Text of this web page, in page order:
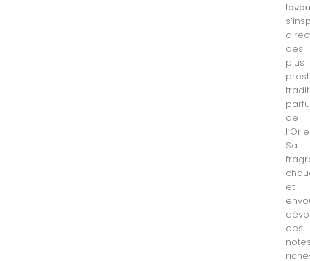
des
plus
de
Sa
et
des